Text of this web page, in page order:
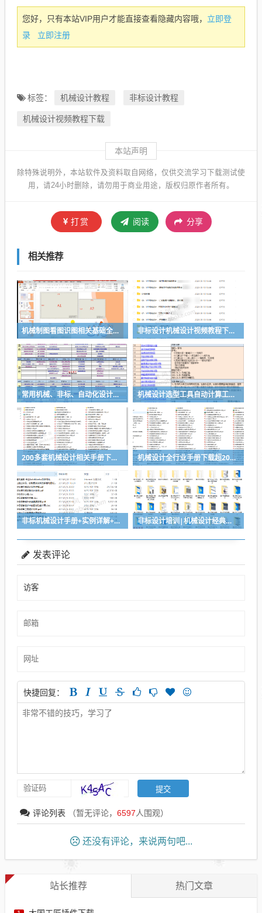
您好，只有本站VIP用户才能直接查看隐藏内容哦， 立即登
录
立即注册
标签： 机械设计教程
非标设计教程
机械设计视频教程下载
本站声明
除特殊说明外，本站软件及资料取自网络，仅供交流学习下载测试使
用，请24小时删除，请勿用于商业用途，版权归原作者所有。
打赏 阅读 分享
相关推荐
机械制图看图识图相关基础全套视频教程 非标设计机械设计视频教程下载（推荐）
常用机械、非标、自动化设计选型计算表-功能很强大 机械设计选型工具自动计算工具分享
200多套机械设计相关手册下载，搞设计查资料够全了 机械设计全行业手册下载超200套手册，让你的设计有据可查
非标机械设计手册+实例详解+非标电柜制作工艺等资料下载 非标设计培训|机械设计经典案例培训视频教程-推荐
发表评论
快捷回复：
评论列表 （暂无评论， 6597人围观）
还没有评论，来说两句吧...
站长推荐 热门文章